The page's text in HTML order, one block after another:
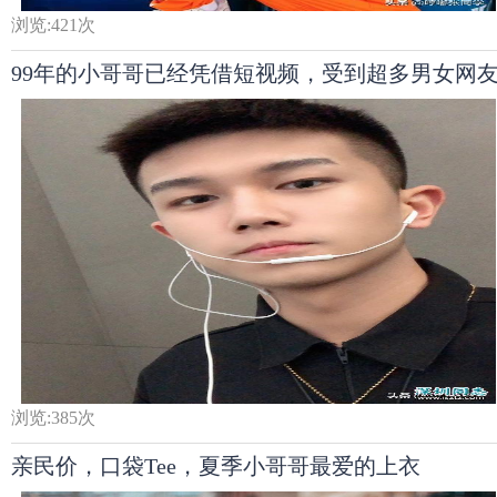
浏览:421 次
99年的小哥哥已经凭借短视频，受到超多男女网
浏览:385次
亲民价，口袋Tee，夏季小哥哥最爱的上衣